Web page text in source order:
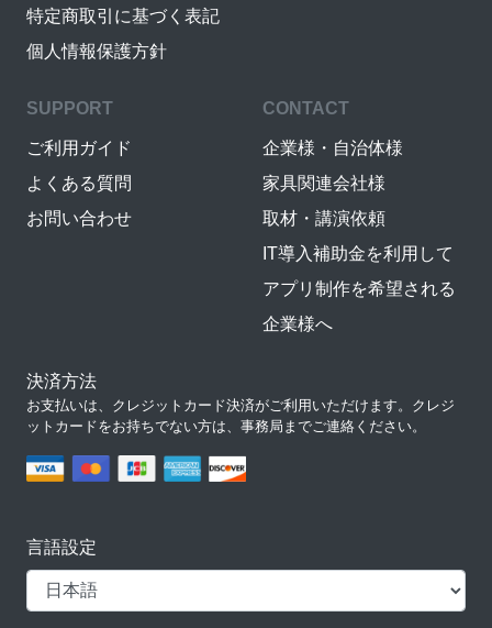
特定商取引に基づく表記
個人情報保護方針
SUPPORT
ご利用ガイド
よくある質問
お問い合わせ
CONTACT
企業様・自治体様
家具関連会社様
取材・講演依頼
IT導入補助金を利用して
アプリ制作を希望される
企業様へ
決済方法
お支払いは、クレジットカード決済がご利用いただけます。クレジ
ットカードをお持ちでない方は、事務局までご連絡ください。
言語設定